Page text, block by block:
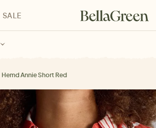
für Kinder
SALE
Hemd Annie Short Red